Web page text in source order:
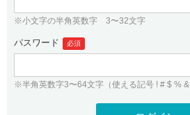
※小文字の半角英数字 3〜32文字
パスワード 必須
※半角英数字3〜64文字（使える記号 ! # $ % &